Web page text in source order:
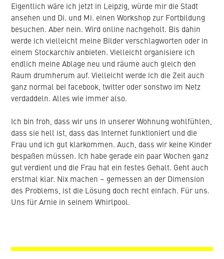
Eigentlich wäre ich jetzt in Leipzig, würde mir die Stadt
ansehen und Di. und Mi. einen Workshop zur Fortbildung
besuchen. Aber nein. Wird online nachgeholt. Bis dahin
werde ich vielleicht meine Bilder verschlagworten oder in
einem Stockarchiv anbieten. Vielleicht organisiere ich
endlich meine Ablage neu und räume auch gleich den
Raum drumherum auf. Vielleicht werde ich die Zeit auch
ganz normal bei facebook, twitter oder sonstwo im Netz
verdaddeln. Alles wie immer also.
Ich bin froh, dass wir uns in unserer Wohnung wohlfühlen,
dass sie hell ist, dass das Internet funktioniert und die
Frau und ich gut klarkommen. Auch, dass wir keine Kinder
bespaßen müssen. Ich habe gerade ein paar Wochen ganz
gut verdient und die Frau hat ein festes Gehalt. Geht auch
erstmal klar. Nix machen – gemessen an der Dimension
des Problems, ist die Lösung doch recht einfach. Für uns.
Uns für Arnie in seinem Whirlpool.